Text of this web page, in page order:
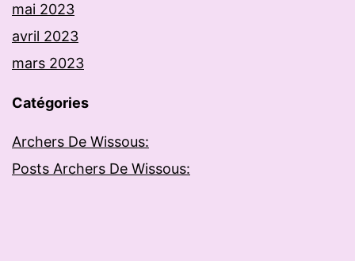
mai 2023
avril 2023
mars 2023
Catégories
Archers De Wissous:
Posts Archers De Wissous: